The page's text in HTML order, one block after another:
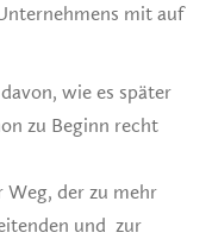
mit auf
wie es später
zu Beginn recht
Weg, der zu mehr
und zur